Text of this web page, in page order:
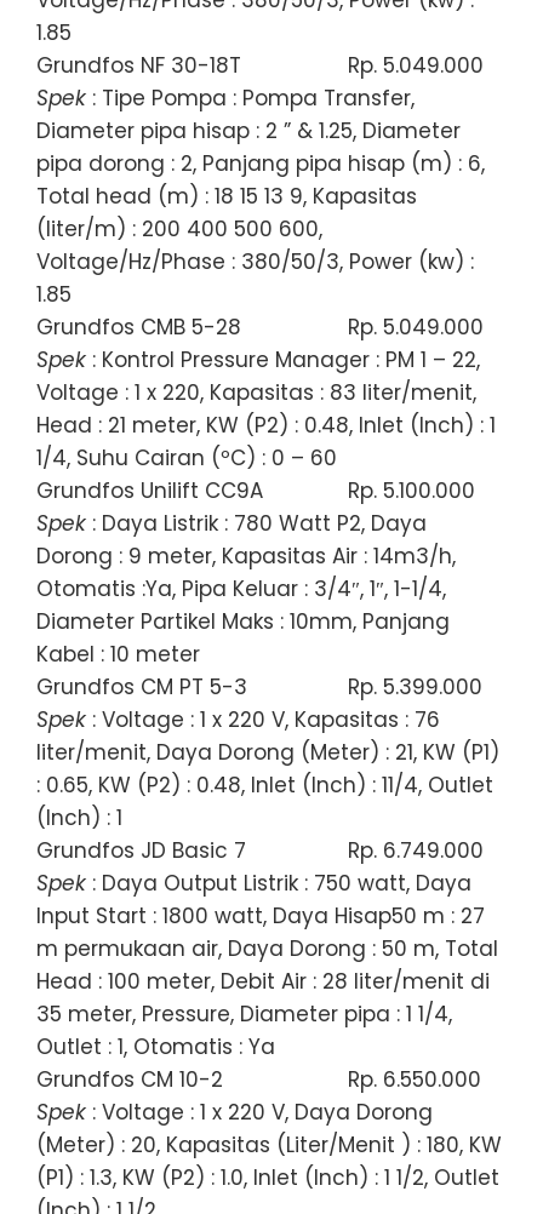
1.85
Grundfos NF 30-18T
Rp. 5.049.000
Spek : Tipe Pompa : Pompa Transfer,
Diameter pipa hisap : 2 ” & 1.25, Diameter
pipa dorong : 2, Panjang pipa hisap (m) : 6,
Total head (m) : 18 15 13 9, Kapasitas
(liter/m) : 200 400 500 600,
Voltage/Hz/Phase : 380/50/3, Power (kw) :
1.85
Grundfos CMB 5-28
Rp. 5.049.000
Spek : Kontrol Pressure Manager : PM 1 – 22,
Voltage : 1 x 220, Kapasitas : 83 liter/menit,
Head : 21 meter, KW (P2) : 0.48, Inlet (Inch) : 1
1/4, Suhu Cairan (ºC) : 0 – 60
Grundfos Unilift CC9A
Rp. 5.100.000
Spek : Daya Listrik : 780 Watt P2, Daya
Dorong : 9 meter, Kapasitas Air : 14m3/h,
Otomatis :Ya, Pipa Keluar : 3/4″, 1″, 1-1/4,
Diameter Partikel Maks : 10mm, Panjang
Kabel : 10 meter
Grundfos CM PT 5-3
Rp. 5.399.000
Spek : Voltage : 1 x 220 V, Kapasitas : 76
liter/menit, Daya Dorong (Meter) : 21, KW (P1)
: 0.65, KW (P2) : 0.48, Inlet (Inch) : 11/4, Outlet
(Inch) : 1
Grundfos JD Basic 7
Rp. 6.749.000
Spek : Daya Output Listrik : 750 watt, Daya
Input Start : 1800 watt, Daya Hisap50 m : 27
m permukaan air, Daya Dorong : 50 m, Total
Head : 100 meter, Debit Air : 28 liter/menit di
35 meter, Pressure, Diameter pipa : 1 1/4,
Outlet : 1, Otomatis : Ya
Grundfos CM 10-2
Rp. 6.550.000
Spek : Voltage : 1 x 220 V, Daya Dorong
(Meter) : 20, Kapasitas (Liter/Menit ) : 180, KW
(P1) : 1.3, KW (P2) : 1.0, Inlet (Inch) : 1 1/2, Outlet